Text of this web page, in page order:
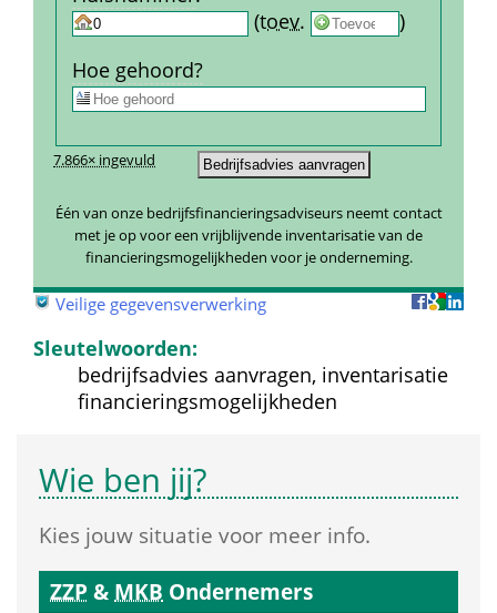
7.866× ingevuld
Één van onze bedrijfsfinancieringsadviseurs neemt contact
met je op voor een vrijblijvende inventarisatie van de
financieringsmogelijkheden voor je onderneming.
(toev.
)
Hoe gehoord?
Veilige gegevensverwerking
Sleutelwoorden:
bedrijfsadvies aanvragen, inventarisatie
financieringsmogelijkheden
Wie ben jij?
Kies jouw situatie voor meer info.
ZZP & MKB Ondernemers